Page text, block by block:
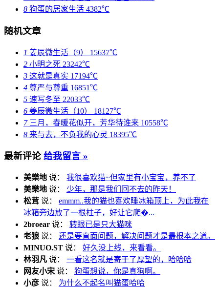
8 狗蛋的居家生活 4382℃
随机文章
1 姜辰微生活（9） 15637℃
2 小明之死 23242℃
3 这就是真实 17194℃
4 尊严与尊重 16851℃
5 速写冬至 22033℃
6 姜辰微生活（10） 18127℃
7三月，春暖花似开，芳华待谁来 10558℃
8 来与去，不负我的心灵 18395℃
最新评论 给我留言 »
美樂地 说： 我很喜欢猫~但家里有小宝宝，养不了
美樂地 说： 少年，那是我们回不去的昨天！
松茸 说： emmm..我的猫也喜欢睡冰箱顶上，为此我在
冰箱旁边放了一根柱子，好让它爬�...
2broear 说： 转眼已是只大猫咪
老狼 说： 还是要直面问题，解决问题才是最根本之道。
MINUO.ST 说： 好久没上线，来看看。
林羽凡 说： 一看这名就是寄于了厚望的，哈哈哈
网友小宋 说： 狗蛋想说，你是真狗啊。
小彦 说： 为什么不起名叫猫蛋哈哈